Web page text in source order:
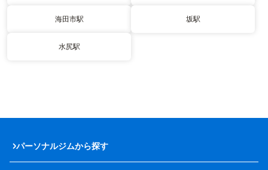
海田市駅 坂駅
水尻駅
パーソナルジムから探す